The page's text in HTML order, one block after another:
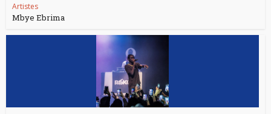
Artistes
Mbye Ebrima